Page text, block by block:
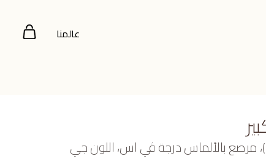
عالمنا
عيار 18 (5.572 جرام)، مرصع بالألماس درجة ڤي اس، اللون جي